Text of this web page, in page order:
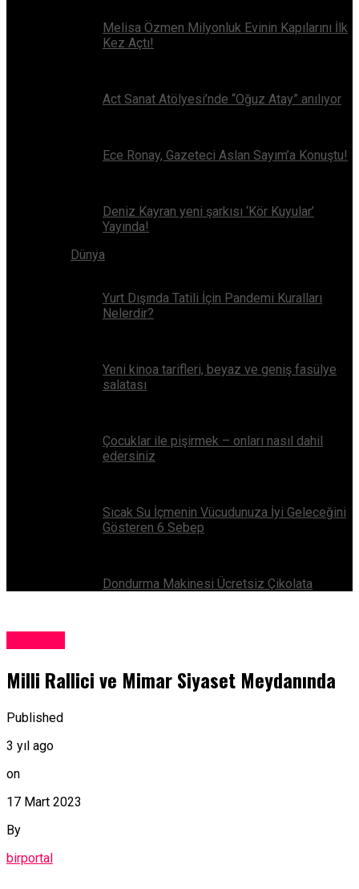
Melisa Özmen Milyonluk Evinin Kapılarını İlk
Kez Açtı!
Act Sanat Atölyesi’nde “Oğuz Atay” anılıyor
Ece Ronay, Gazeteci Aslan Sayım’a Konuştu!
Deniz Kayran yeni şarkısı ‘Kör Kuyular’
Yayında!
Dünya
Yurt Dışında Tatili İçin Pandemi Kuralları
Nelerdir?
Yeni kinoa tarifleri, beyaz ve geniş fasülye
salatası
Çocuklar ile pişirmek – onları nasıl dahil
edersiniz
Sıcak Su İçmenin Vücudunuza İyi Geleceğini
Gösteren 6 Sebep
Dondurma Makinesi Ücretsiz Çikolata
Milli Rallici ve Mimar Siyaset Meydanında
Published
3 yıl ago
on
17 Mart 2023
By
birportal